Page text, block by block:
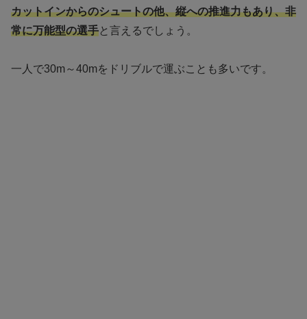
カットインからのシュートの他、縦への推進力もあり、非
常に万能型の選手と言えるでしょう。
一人で30m～40mをドリブルで運ぶことも多いです。